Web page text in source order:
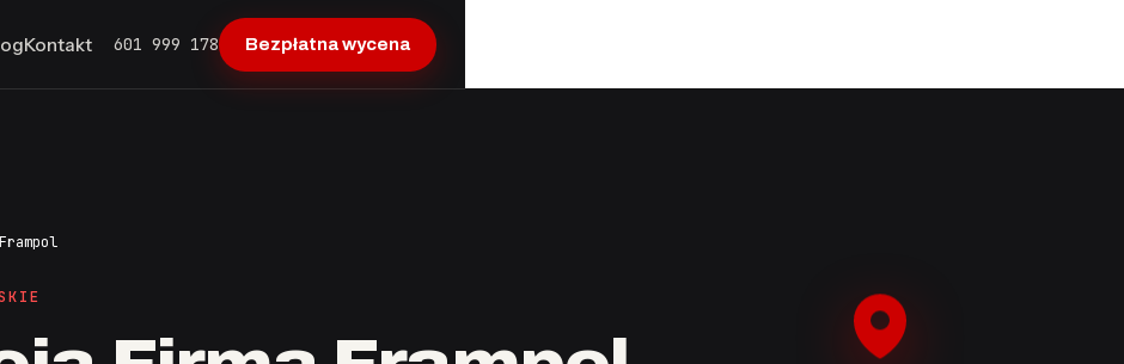
Kontakt 601 999 178 Bezpłatna wycena
Frampol